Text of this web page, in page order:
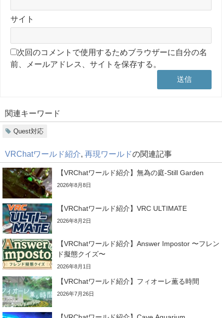
サイト
次回のコメントで使用するためブラウザーに自分の名
前、メールアドレス、サイトを保存する。
関連キーワード
Quest対応
VRChatワールド紹介 再現ワールドの関連記事
【VRChatワールド紹介】無為の庭-Still Garden
2026年8月8日
【VRChatワールド紹介】VRC ULTIMATE
2026年8月2日
【VRChatワールド紹介】Answer Impostor 〜フレン
ド擬態クイズ〜
2026年8月1日
【VRChatワールド紹介】フィオーレ薫る時間
2026年7月26日